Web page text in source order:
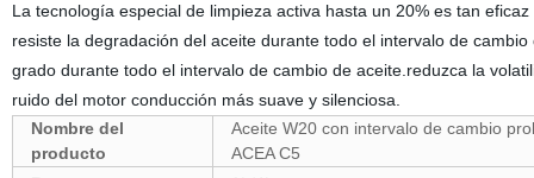
La tecnología especial de limpieza activa hasta un 20% es tan
resiste la degradación del aceite durante todo el intervalo de
grado durante todo el intervalo de cambio de aceite.reduzca la
ruido del motor conducción más suave y silenciosa.
Nombre del
producto
Aceite W20 con intervalo de cambio
ACEA C5